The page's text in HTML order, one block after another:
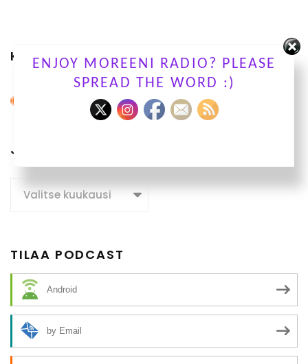
KUUNTELE OHJELMIAMME
JUTTUARKISTO
Juttuarkisto
TILAA PODCAST
Android
by Email
ENJOY MOREENI RADIO? PLEASE
SPREAD THE WORD :)